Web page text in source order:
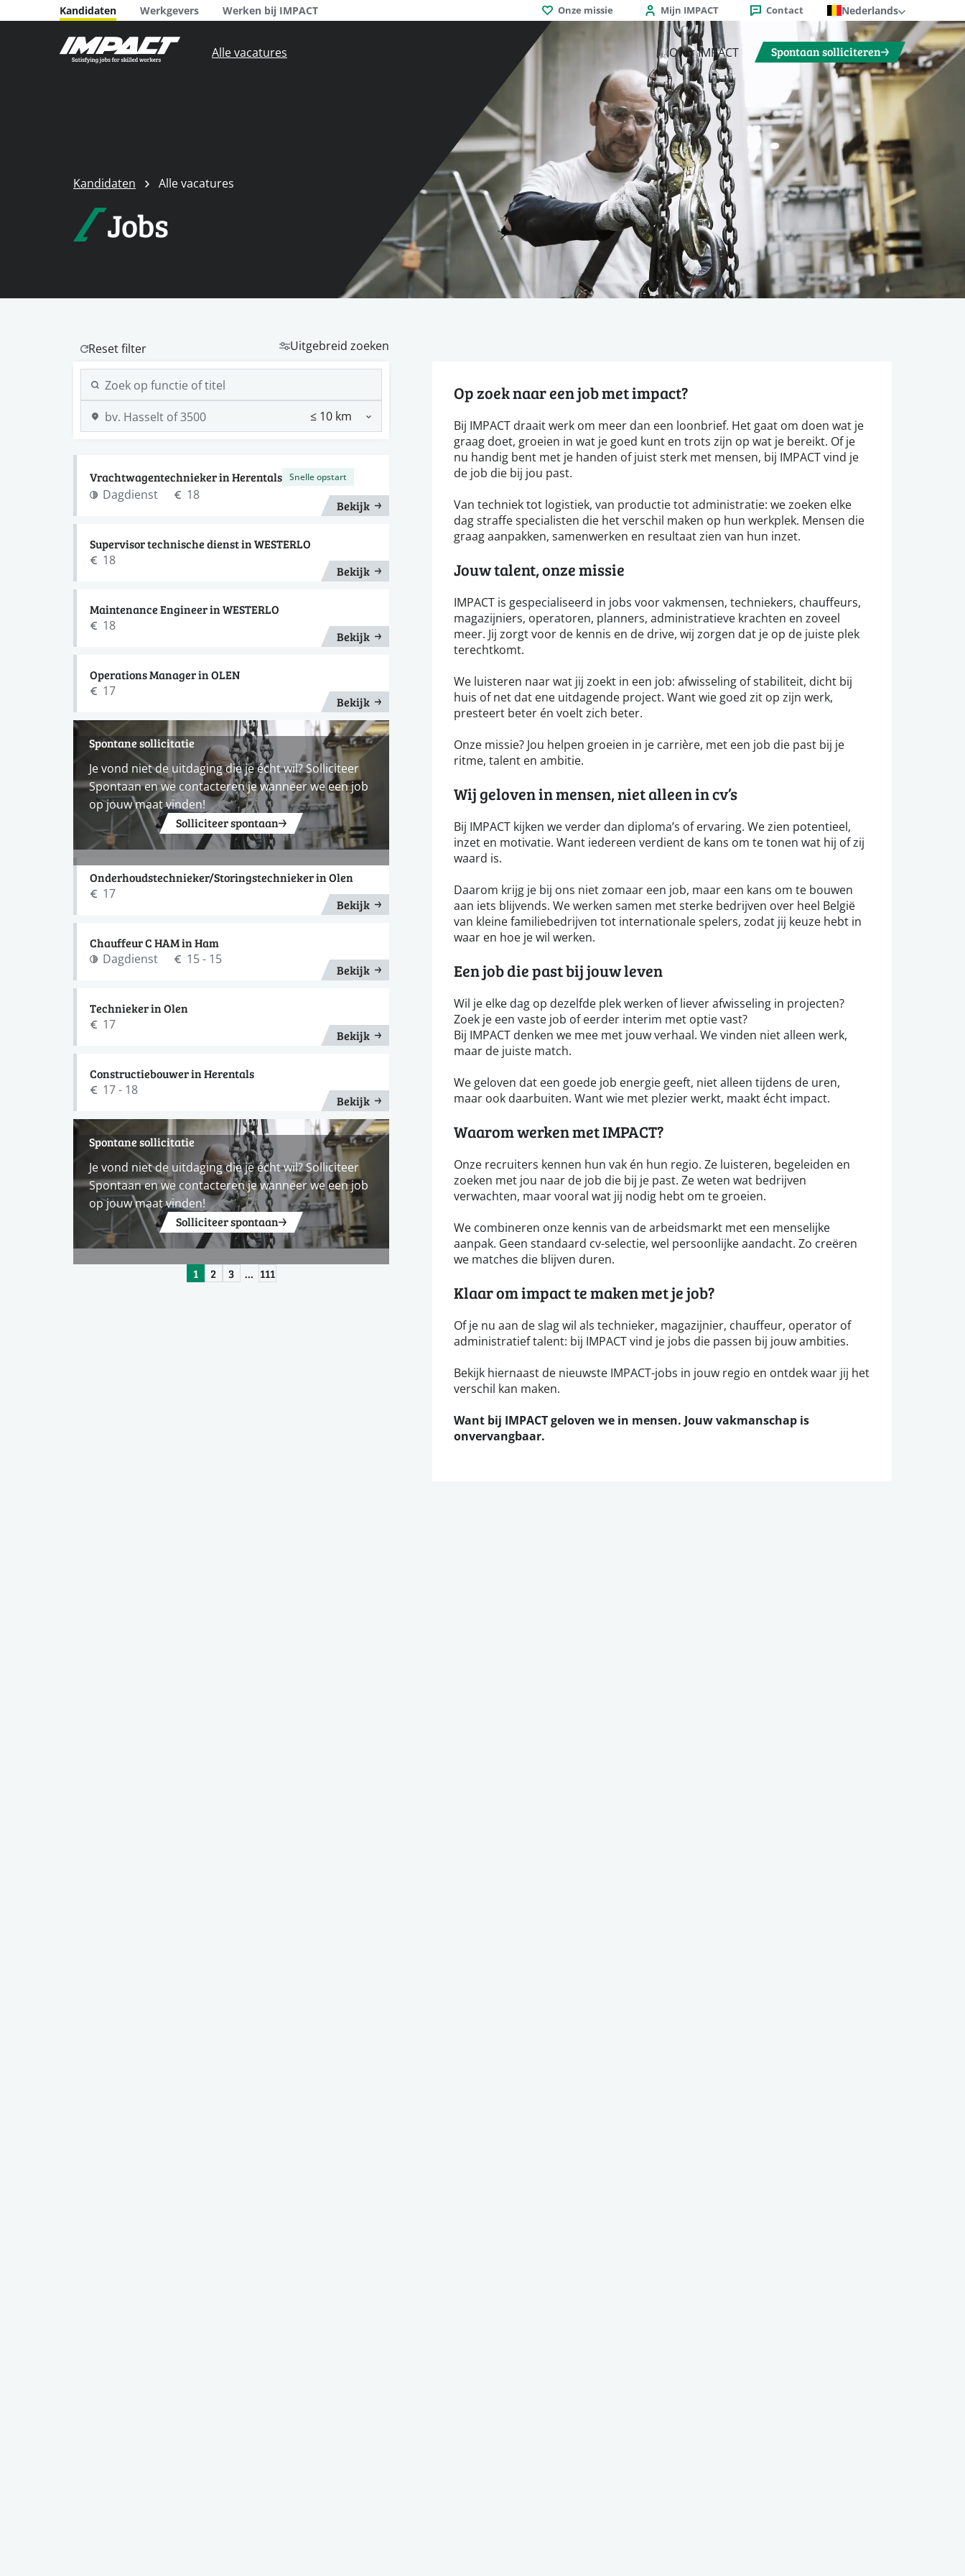
Kandidaten Werkgevers Werken bij IMPACT Onze missie Mijn IMPACT Contact Nederlands
Alle vacatures Over IMPACT Spontaan solliciteren
Kandidaten Alle vacatures
Jobs
Uitgebreid zoeken
Vrachtwagentechnieker in Herentals Snelle opstart
Dagdienst 18
Bekijk
Supervisor technische dienst in WESTERLO
18
Bekijk
Maintenance Engineer in WESTERLO
18
Bekijk
Operations Manager in OLEN
17
Bekijk
Spontane sollicitatie
Je vond niet de uitdaging die je écht wil? Solliciteer
Spontaan en we contacteren je wanneer we een job
op jouw maat vinden!
Solliciteer spontaan
Onderhoudstechnieker/Storingstechnieker in Olen
17
Bekijk
Chauffeur C HAM in Ham
Dagdienst
15 - 15
Bekijk
Technieker in Olen
17
Bekijk
Constructiebouwer in Herentals
17 - 18
Bekijk
Spontane sollicitatie
Je vond niet de uitdaging die je écht wil? Solliciteer
Spontaan en we contacteren je wanneer we een job
op jouw maat vinden!
Solliciteer spontaan
1 2 3 … 111
Op zoek naar een job met impact?
Bij IMPACT draait werk om meer dan een loonbrief. Het gaat om doen wat je
graag doet, groeien in wat je goed kunt en trots zijn op wat je bereikt. Of je
nu handig bent met je handen of juist sterk met mensen, bij IMPACT vind je
de job die bij jou past.
Van techniek tot logistiek, van productie tot administratie: we zoeken elke
dag straffe specialisten die het verschil maken op hun werkplek. Mensen die
graag aanpakken, samenwerken en resultaat zien van hun inzet.
Jouw talent, onze missie
IMPACT is gespecialiseerd in jobs voor vakmensen, techniekers, chauffeurs,
magazijniers, operatoren, planners, administratieve krachten en zoveel
meer. Jij zorgt voor de kennis en de drive, wij zorgen dat je op de juiste plek
terechtkomt.
We luisteren naar wat jij zoekt in een job: afwisseling of stabiliteit, dicht bij
huis of net dat ene uitdagende project. Want wie goed zit op zijn werk,
presteert beter én voelt zich beter.
Onze missie? Jou helpen groeien in je carrière, met een job die past bij je
ritme, talent en ambitie.
Wij geloven in mensen, niet alleen in cv’s
Bij IMPACT kijken we verder dan diploma’s of ervaring. We zien potentieel,
inzet en motivatie. Want iedereen verdient de kans om te tonen wat hij of zij
waard is.
Daarom krijg je bij ons niet zomaar een job, maar een kans om te bouwen
aan iets blijvends. We werken samen met sterke bedrijven over heel België
van kleine familiebedrijven tot internationale spelers, zodat jij keuze hebt in
waar en hoe je wil werken.
Een job die past bij jouw leven
Wil je elke dag op dezelfde plek werken of liever afwisseling in projecten?
Zoek je een vaste job of eerder interim met optie vast?
Bij IMPACT denken we mee met jouw verhaal. We vinden niet alleen werk,
maar de juiste match.
We geloven dat een goede job energie geeft, niet alleen tijdens de uren,
maar ook daarbuiten. Want wie met plezier werkt, maakt écht impact.
Waarom werken met IMPACT?
Onze recruiters kennen hun vak én hun regio. Ze luisteren, begeleiden en
zoeken met jou naar de job die bij je past. Ze weten wat bedrijven
verwachten, maar vooral wat jij nodig hebt om te groeien.
We combineren onze kennis van de arbeidsmarkt met een menselijke
aanpak. Geen standaard cv-selectie, wel persoonlijke aandacht. Zo creëren
we matches die blijven duren.
Klaar om impact te maken met je job?
Of je nu aan de slag wil als technieker, magazijnier, chauffeur, operator of
administratief talent: bij IMPACT vind je jobs die passen bij jouw ambities.
Bekijk hiernaast de nieuwste IMPACT-jobs in jouw regio en ontdek waar jij het
verschil kan maken.
Want bij IMPACT geloven we in mensen. Jouw vakmanschap is
onvervangbaar.